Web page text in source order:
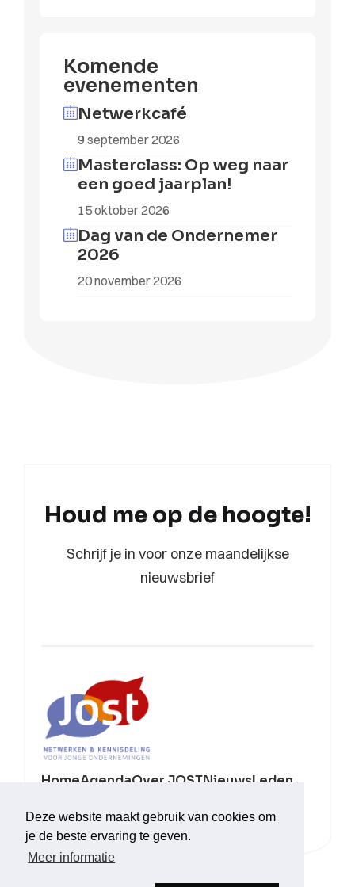
Deze website maakt gebruik van cookies om
je de beste ervaring te geven.
Meer informatie
Komende
evenementen
Netwerkcafé
9 september 2026
Masterclass: Op weg naar
een goed jaarplan!
15 oktober 2026
Dag van de Ondernemer
2026
20 november 2026
Houd me op de hoogte!
Schrijf je in voor onze maandelijkse
nieuwsbrief
HomeAgendaOver JOSTNieuwsLeden
Facebook Instagram